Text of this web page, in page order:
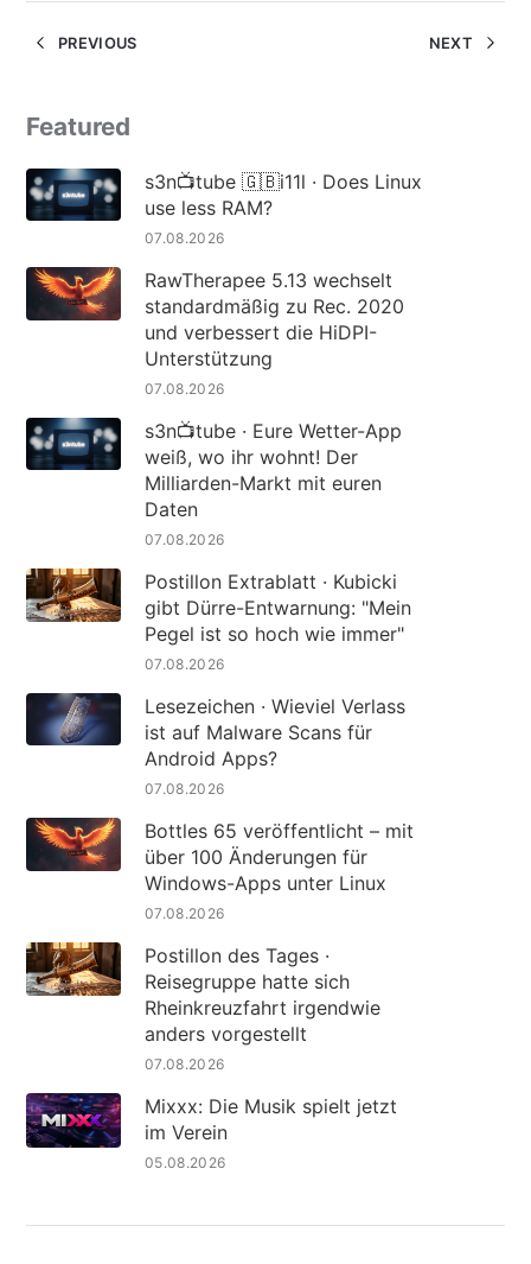
PREVIOUS NEXT
Featured
s3n📺tube 🇬🇧i11l · Does Linux
use less RAM?
07.08.2026
RawTherapee 5.13 wechselt
standardmäßig zu Rec. 2020
und verbessert die HiDPI-
Unterstützung
07.08.2026
s3n📺tube · Eure Wetter-App
weiß, wo ihr wohnt! Der
Milliarden-Markt mit euren
Daten
07.08.2026
Postillon Extrablatt · Kubicki
gibt Dürre-Entwarnung: "Mein
Pegel ist so hoch wie immer"
07.08.2026
Lesezeichen · Wieviel Verlass
ist auf Malware Scans für
Android Apps?
07.08.2026
Bottles 65 veröffentlicht – mit
über 100 Änderungen für
Windows-Apps unter Linux
07.08.2026
Postillon des Tages ·
Reisegruppe hatte sich
Rheinkreuzfahrt irgendwie
anders vorgestellt
07.08.2026
Mixxx: Die Musik spielt jetzt
im Verein
05.08.2026